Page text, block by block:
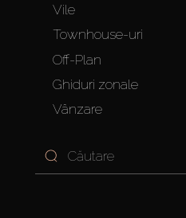
Vile
Townhouse-uri
Off-Plan
Ghiduri zonale
Vânzare